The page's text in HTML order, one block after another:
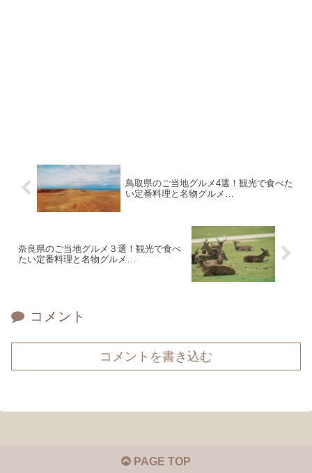
鳥取県のご当地グルメ4選！観光で食べた
い定番料理と名物グルメ…
奈良県のご当地グルメ３選！観光で食べ
たい定番料理と名物グルメ…
コメント
コメントを書き込む
PAGE TOP